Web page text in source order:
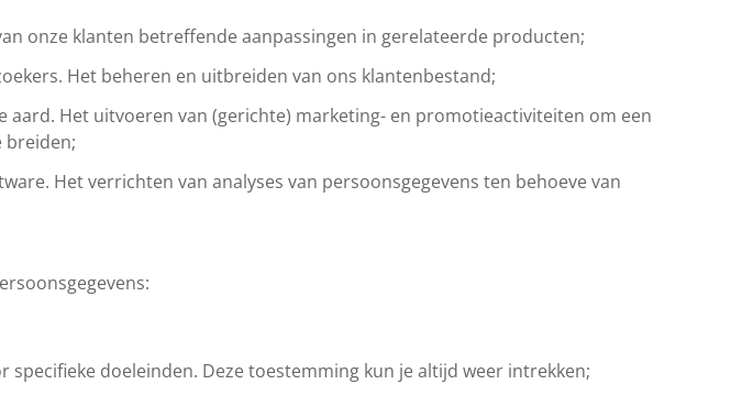
onze klanten betreffende aanpassingen in gerelateerde producten;
Het beheren en uitbreiden van ons klantenbestand;
Het uitvoeren van (gerichte) marketing- en promotieactiviteiten om een
breiden;
Het verrichten van analyses van persoonsgegevens ten behoeve van
doeleinden. Deze toestemming kun je altijd weer intrekken;